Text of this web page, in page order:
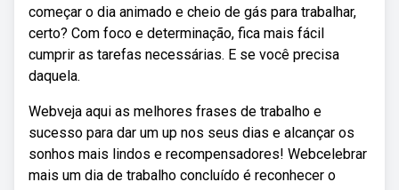
começar o dia animado e cheio de gás para trabalhar,
certo? Com foco e determinação, fica mais fácil
cumprir as tarefas necessárias. E se você precisa
daquela.
Webveja aqui as melhores frases de trabalho e
sucesso para dar um up nos seus dias e alcançar os
sonhos mais lindos e recompensadores! Webcelebrar
mais um dia de trabalho concluído é reconhecer o